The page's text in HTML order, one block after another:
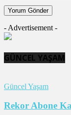
- Advertisement -
GÜNCEL YAŞAM
Güncel Yaşam
Rekor Abone